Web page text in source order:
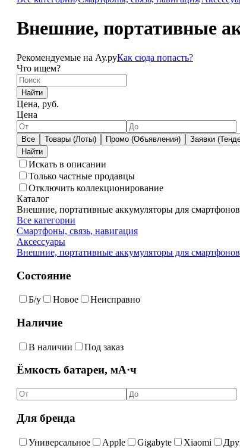
Внешние, портативные
Рекомендуемые на Ау.руКак сюда попасть?
Что ищем?
Найти
Цена, руб.
Цена
Все Товары (Лоты) Промо (Объявления) Заявки
Искать в описании
Только частные продавцы
Отключить коллекционирование
Каталог
Внешние, портативные аккумуляторы для
Все категории
Смартфоны, связь, навигация
Аксессуары
Внешние, портативные аккумуляторы для
Состояние
Б/у Новое Неисправно
Наличие
В наличии Под заказ
Ёмкость батареи, мА·ч
Для бренда
Универсальное Apple Gigabyte Xiaomi